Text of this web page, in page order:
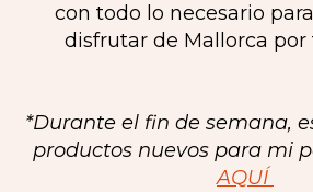
con todo lo necesario
disfrutar de Mallorca por
*Durante el fin de semana,
productos nuevos para mi
AQUÍ